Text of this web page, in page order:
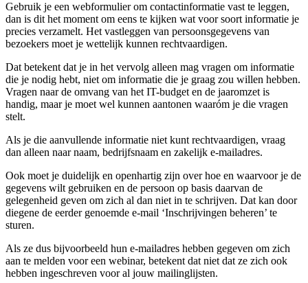
Gebruik je een webformulier om contactinformatie vast te leggen,
dan is dit het moment om eens te kijken wat voor soort informatie je
precies verzamelt. Het vastleggen van persoonsgegevens van
bezoekers moet je wettelijk kunnen rechtvaardigen.
Dat betekent dat je in het vervolg alleen mag vragen om informatie
die je nodig hebt, niet om informatie die je graag zou willen hebben.
Vragen naar de omvang van het IT-budget en de jaaromzet is
handig, maar je moet wel kunnen aantonen waaróm je die vragen
stelt.
Als je die aanvullende informatie niet kunt rechtvaardigen, vraag
dan alleen naar naam, bedrijfsnaam en zakelijk e-mailadres.
Ook moet je duidelijk en openhartig zijn over hoe en waarvoor je de
gegevens wilt gebruiken en de persoon op basis daarvan de
gelegenheid geven om zich al dan niet in te schrijven. Dat kan door
diegene de eerder genoemde e-mail ‘Inschrijvingen beheren’ te
sturen.
Als ze dus bijvoorbeeld hun e-mailadres hebben gegeven om zich
aan te melden voor een webinar, betekent dat niet dat ze zich ook
hebben ingeschreven voor al jouw mailinglijsten.